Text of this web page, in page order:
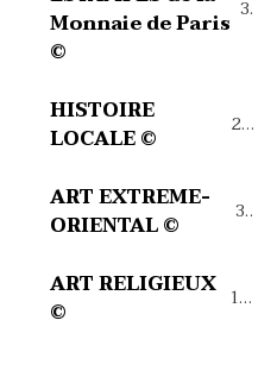
Monnaie de Paris
©
39
HISTOIRE
LOCALE ©
27
ART EXTREME-
ORIENTAL ©
32
ART RELIGIEUX
©
15